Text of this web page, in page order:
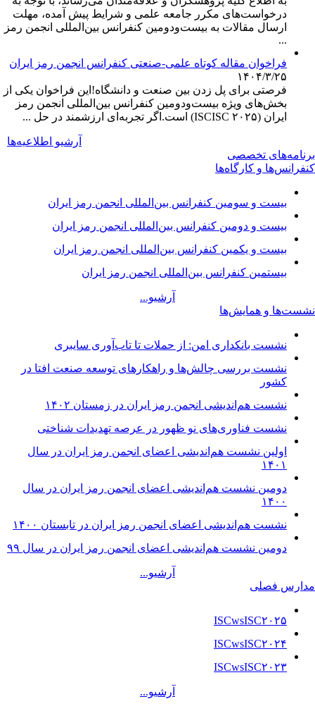
درخواست‌های مکرر جامعه علمی و شرایط پیش آمده، مهلت
ارسال مقالات به بیست‌ودومین کنفرانس بین‌المللی انجمن رمز
...
فراخوان مقاله کوتاه علمی-صنعتی کنفرانس انجمن رمز ایران
۱۴۰۴/۳/۲۵
فرصتی برای پل زدن بین صنعت و دانشگاه!این فراخوان یکی از
بخش‌های ویژه بیست‌ودومین کنفرانس بین‌المللی انجمن رمز
ایران (ISCISC ۲۰۲۵) است.اگر تجربه‌ای ارزشمند در حل ...
آرشیو اطلاعیه‌ها
برنامه‌های تخصصی
کنفرانس‌ها و کارگاه‌ها
بیست و سومین کنفرانس بین‌المللی انجمن رمز ایران
بیست و دومین کنفرانس بین‌المللی انجمن رمز ایران
بیست و یکمین کنفرانس بین‌المللی انجمن رمز ایران
بیستمین کنفرانس بین‌المللی انجمن رمز ایران
آرشیو...
نشست‌ها و همایش‌ها
نشست بانکداری امن: از حملات تا تاب‌آوری سایبری
نشست بررسی چالش‌ها و راهکارهای توسعه صنعت افتا در
کشور
نشست هم‌اندیشی انجمن رمز ایران در زمستان ۱۴۰۲
نشست فناوری‌های نو ظهور در عرصه تهدیدات شناختی
اولین نشست هم‌اندیشی اعضای انجمن رمز ایران در سال
۱۴۰۱
دومین نشست هم‌اندیشی اعضای انجمن رمز ایران در سال
۱۴۰۰
نشست هم‌اندیشی اعضای انجمن رمز ایران در تابستان ۱۴۰۰
دومین نشست هم‌اندیشی اعضای انجمن رمز ایران در سال ۹۹
آرشیو...
مدارس فصلی
ISCwsISC۲۰۲۵
ISCwsISC۲۰۲۴
ISCwsISC۲۰۲۳
آرشیو...